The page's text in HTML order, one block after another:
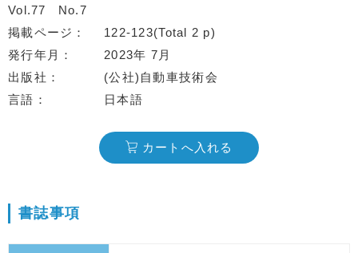
Vol.77
No.7
掲載ページ
122-123(Total 2 p)
発行年月
2023年 7月
出版社
(公社)自動車技術会
言語
日本語
カートへ入れる
書誌事項